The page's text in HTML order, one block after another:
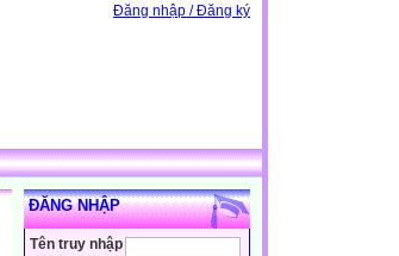
Đăng nhập / Đăng ký
ĐĂNG NHẬP
Tên truy nhập